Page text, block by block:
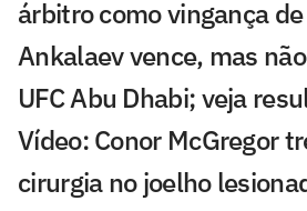
árbitro como vingança
Ankalaev vence, mas
UFC Abu Dhabi; veja
Vídeo: Conor McGregor
cirurgia no joelho